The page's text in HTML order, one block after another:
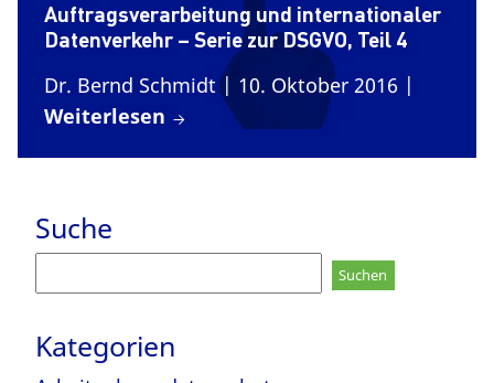
Auftragsverarbeitung und internationaler
Datenverkehr – Serie zur DSGVO, Teil 4
Dr. Bernd Schmidt| 10. Oktober 2016 |
Weiterlesen
Suche
nach:
Kategorien